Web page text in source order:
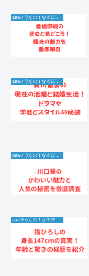
aaaそうなの！なるほど！情報